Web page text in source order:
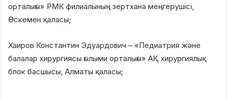
орталығы» РМК филиалының зертхана меңгерушісі,
Өскемен қаласы;
Хаиров Константин Эдуардович – «Педиатрия және
балалар хирургиясы ғылыми орталығы» АҚ хирургиялық
блок басшысы, Алматы қаласы;